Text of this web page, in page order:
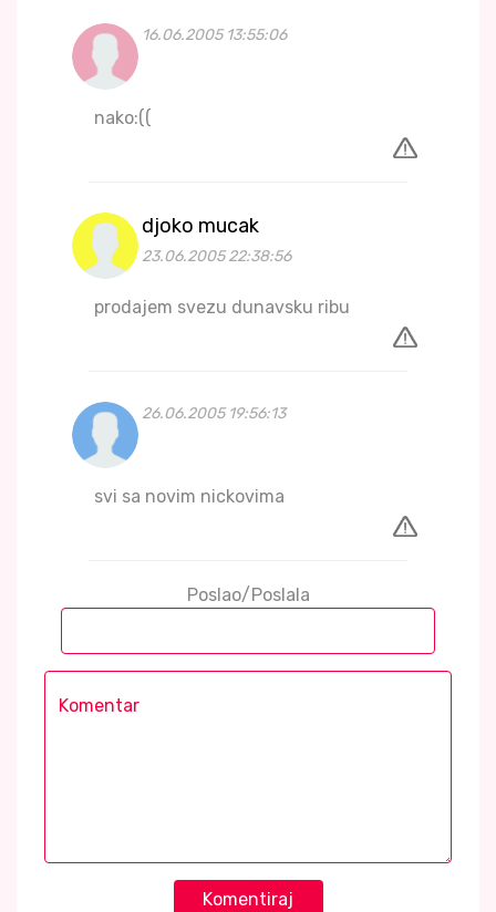
16.06.2005 13:55:06
nako:((
djoko mucak
23.06.2005 22:38:56
prodajem svezu dunavsku ribu
26.06.2005 19:56:13
svi sa novim nickovima
Poslao/Poslala
Komentiraj